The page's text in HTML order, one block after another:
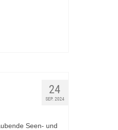
24
SEP. 2024
Seen- und